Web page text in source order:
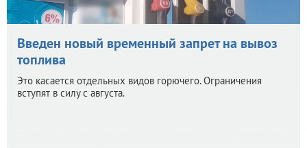
Введен новый временный запрет на вывоз
топлива
Это касается отдельных видов горючего. Ограничения
вступят в силу с августа.